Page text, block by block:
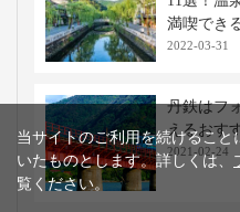
満喫でき
2022-03-31
丹鉄はフ
えるおす
2021-02-24
当サイトのご利用を続けること
いたものとします。詳しくは、
覧ください。